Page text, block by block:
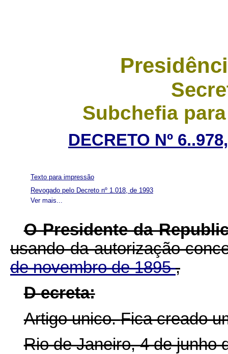
Subchefia
DECRETO Nº
Ver mais...
Texto para impressão
Revogado pelo Decreto nº 1.018, de 1993
O Presidente da
usando da autorização
de novembro de 1895,
Decreta:
Artigo unico.Fica creado
Rio de Janeiro, 4 de junho